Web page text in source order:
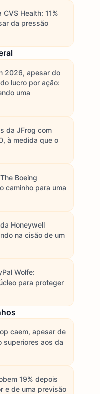
Health: 11%
da pressão
2026, apesar do
lucro por ação:
uma
da JFrog com
à medida que o
Boeing
caminho para uma
Honeywell
na cisão de um
Wolfe:
para proteger
caem, apesar de
superiores aos da
19% depois
e de uma previsão